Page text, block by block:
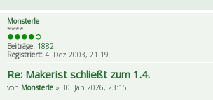
Monsterle
****
Beiträge: 1882
Registriert: 4. Dez 2003, 21:19
Re: Makerist schließt zum 1.4.
von Monsterle » 30. Jan 2026, 23:15